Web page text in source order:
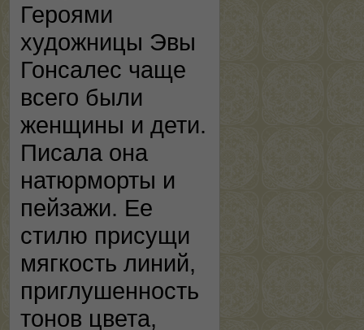
Героями
художницы Эвы
Гонсалес чаще
всего были
женщины и дети.
Писала она
натюрморты и
пейзажи. Ее
стилю присущи
мягкость линий,
приглушенность
тонов цвета,